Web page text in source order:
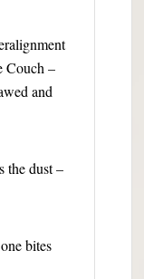
Couch –
and
the dust –
bites